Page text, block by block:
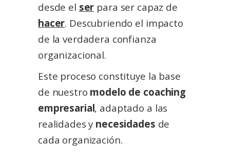
desde el ser para ser capaz de
hacer. Descubriendo el impacto
de la verdadera confianza
organizacional.
Este proceso constituye la base
de nuestro modelo de coaching
empresarial, adaptado a las
realidades y necesidades de
cada organización.